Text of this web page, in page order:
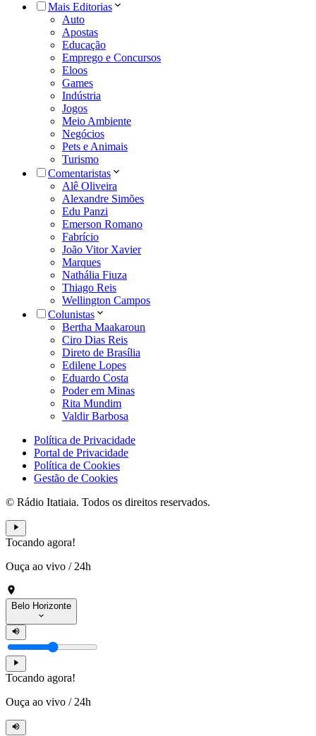
Mais Editorias
Auto
Apostas
Educação
Emprego e Concursos
Eloos
Games
Indústria
Jogos
Meio Ambiente
Negócios
Pets e Animais
Turismo
Comentaristas
Alê Oliveira
Alexandre Simões
Edu Panzi
Emerson Romano
Fabrício
João Vitor Xavier
Marques
Nathália Fiuza
Thiago Reis
Wellington Campos
Colunistas
Bertha Maakaroun
Ciro Dias Reis
Direto de Brasília
Edilene Lopes
Eduardo Costa
Poder em Minas
Rita Mundim
Valdir Barbosa
Política de Privacidade
Portal de Privacidade
Política de Cookies
Gestão de Cookies
© Rádio Itatiaia. Todos os direitos reservados.
Tocando agora!
Ouça ao vivo / 24h
Belo Horizonte
Tocando agora!
Ouça ao vivo / 24h